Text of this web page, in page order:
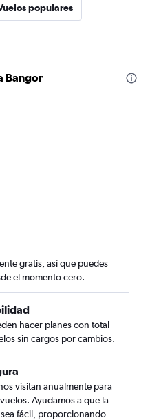
populares
Bangor
gratis, así que puedes
el momento cero.
hacer planes con total
sin cargos por cambios.
visitan anualmente para
Ayudamos a que la
fácil, proporcionando